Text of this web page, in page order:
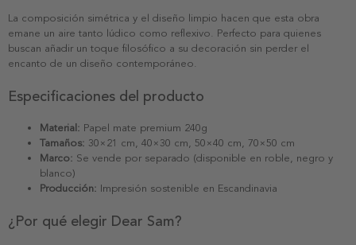
La composición simétrica y el diseño limpio hacen que esta obra
emane un aire tanto lúdico como reflexivo. Perfecto para quienes
buscan añadir un toque filosófico a su decoración sin perder el
encanto de un diseño contemporáneo.
Especificaciones del producto
Material: Papel mate premium 240g
Tamaños: 30×21 cm, 40×30 cm, 50×40 cm, 70×50 cm
Marco: Se vende por separado (disponible en roble, negro y
blanco)
Producción: Impresión sostenible en Escandinavia
¿Por qué elegir Dear Sam?